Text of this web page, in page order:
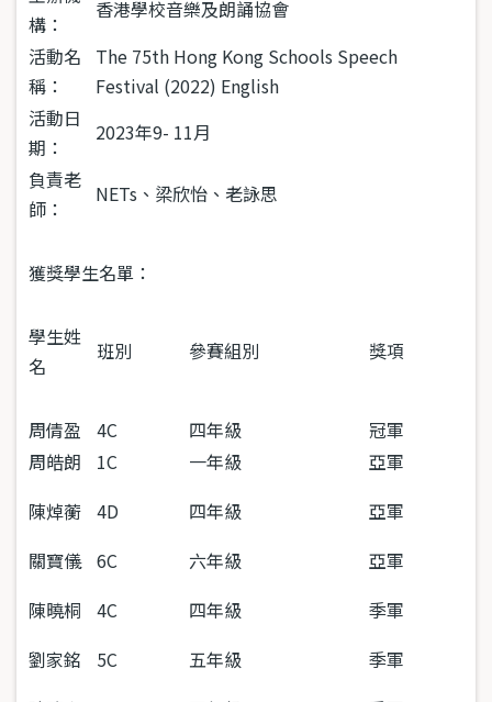
構：
香港學校音樂及朗誦協會
活動名
稱：
The 75th Hong Kong Schools Speech
Festival (2022) English
活動日
期：
2023年9- 11月
負責老
師：
NETs、梁欣怡、老詠思
獲獎學生名單：
學生姓
名
班別 參賽組別 獎項
周倩盈 4C 四年級
冠軍
周皓朗
陳焯蘅
關寶儀
陳曉桐
劉家銘
1C
4D
6C
4C
5C
一年級
四年級
六年級
四年級
五年級
亞軍
亞軍
亞軍
季軍
季軍